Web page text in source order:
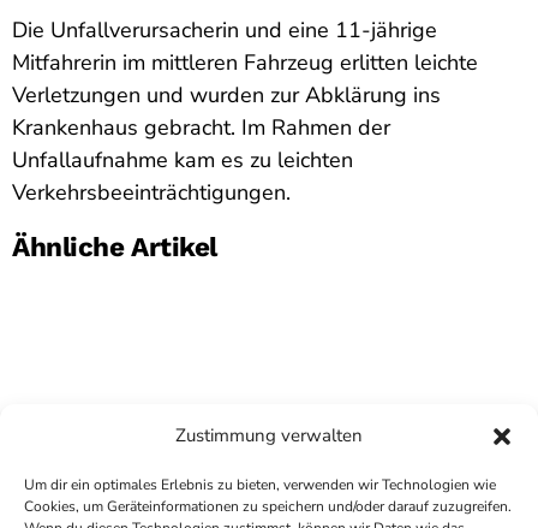
Zustimmung verwalten
Um dir ein optimales Erlebnis zu bieten, verwenden wir Technologien wie
Cookies, um Geräteinformationen zu speichern und/oder darauf zuzugreifen.
Die Unfallverursacherin und eine 11-jährige
Mitfahrerin im mittleren Fahrzeug erlitten leichte
Verletzungen und wurden zur Abklärung ins
Krankenhaus gebracht. Im Rahmen der
Unfallaufnahme kam es zu leichten
Verkehrsbeeinträchtigungen.
Ähnliche Artikel